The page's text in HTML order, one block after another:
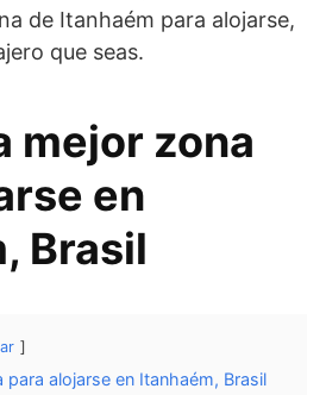
de Itanhaém para alojarse,
que seas.
mejor zona
en
Brasil
para alojarse en Itanhaém, Brasil